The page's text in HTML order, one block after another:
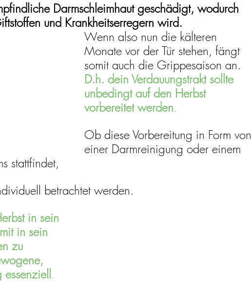
Darmschleimhaut geschädigt, wodurch
und Krankheitserregern wird.
Wenn also nun die kälteren
Monate vor der Tür stehen, fängt
somit auch die Grippesaison an.
D.h. dein Verdauungstrakt sollte
unbedingt auf den Herbst
vorbereitet werden.
Ob diese Vorbereitung in Form von
einer Darmreinigung oder einem
stattfindet,
betrachtet werden.
in sein
in sein
zu
.